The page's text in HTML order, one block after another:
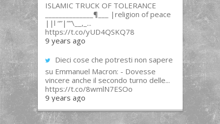
ISLAMIC TRUCK OF TOLERANCE
______________¶___ |religion of peace
||l “”|””\__,_...
https://t.co/yUD4QSKQ78
9 years ago
Dieci cose che potresti non sapere
su Emmanuel Macron: - Dovesse
vincere anche il secondo turno delle...
https://t.co/8wmlN7ESOo
9 years ago